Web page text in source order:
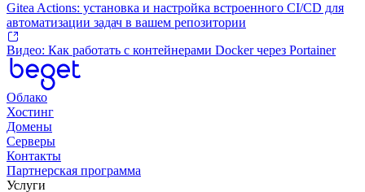
Gitea Actions: установка и настройка встроенного CI/CD для
автоматизации задач в вашем репозитории
Видео: Как работать с контейнерами Docker через Portainer
Облако
Хостинг
Домены
Серверы
Контакты
Партнерская программа
Услуги